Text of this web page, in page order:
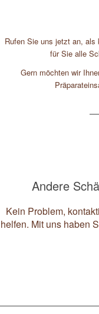
Rufen Sie uns jetzt an, als
für Sie alle
Gern möchten wir
Andere
Kein Problem,
helfen. Mit uns haben